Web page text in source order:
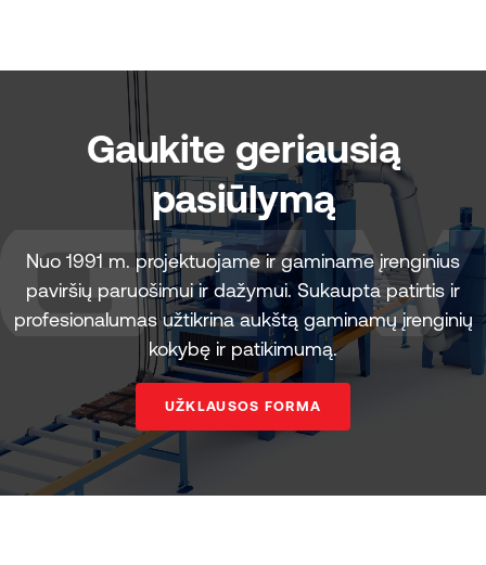
Gaukite geriausią
pasiūlymą
Nuo 1991 m. projektuojame ir gaminame įrenginius
paviršių paruošimui ir dažymui. Sukaupta patirtis ir
profesionalumas užtikrina aukštą gaminamų įrenginių
kokybę ir patikimumą.
UŽKLAUSOS FORMA